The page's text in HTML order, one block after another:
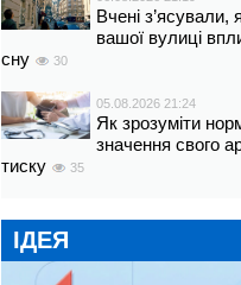
Вчені з’ясували,
вашої вулиці
сну
30
05.08.2026 21:24
Як зрозуміти
значення свого
тиску
35
ІДЕЯ